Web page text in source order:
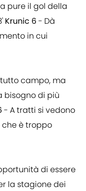
pure il gol della
Krunic 6- Dà
in cui
campo, ma
bisogno di più
- A tratti si vedono
che è troppo
di essere
la stagione dei